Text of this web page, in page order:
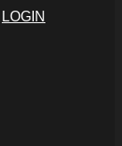
LOGIN